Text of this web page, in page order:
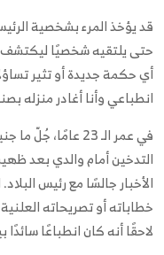
قد يؤخذ المرء بشخصية
حتى يلتقيه شخصيًا
أي حكمة جديدة أو تثير
انطباعي وأنا أغادر منزله
في عمر الـ 23
التدخين أمام والدي بعد
الأخبار جالسًا مع رئيس
خطاباته أو تصريحاته
لاحقًا أنه كان انطباعًا سائدًا